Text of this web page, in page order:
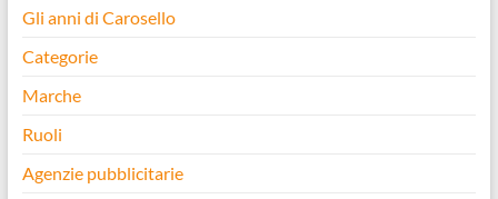
Gli anni di Carosello
Categorie
Marche
Ruoli
Agenzie pubblicitarie